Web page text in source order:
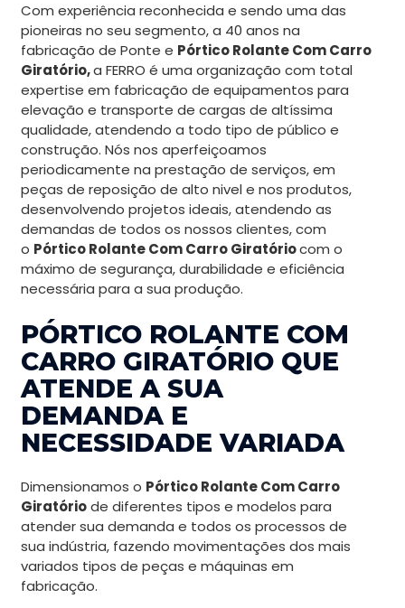
Com experiência reconhecida e sendo uma das
pioneiras no seu segmento, a 40 anos na
fabricação de Ponte e Pórtico Rolante Com Carro
Giratório,a FERRO é uma organização com total
expertise em fabricação de equipamentos para
elevação e transporte de cargas de altíssima
qualidade, atendendo a todo tipo de público e
construção. Nós nos aperfeiçoamos
periodicamente na prestação de serviços, em
peças de reposição de alto nivel e nos produtos,
desenvolvendo projetos ideais, atendendo as
demandas de todos os nossos clientes, com
o Pórtico Rolante Com Carro Giratóriocom o
máximo de segurança, durabilidade e eficiência
necessária para a sua produção.
PÓRTICO ROLANTE COM
CARRO GIRATÓRIO QUE
ATENDE A SUA
DEMANDA E
NECESSIDADE VARIADA
Dimensionamos o Pórtico Rolante Com Carro
Giratóriode diferentes tipos e modelos para
atender sua demanda e todos os processos de
sua indústria, fazendo movimentações dos mais
variados tipos de peças e máquinas em
fabricação.